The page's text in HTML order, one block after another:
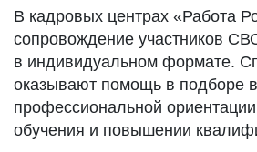
В кадровых центрах «Работа
сопровождение участников
в индивидуальном формате.
оказывают помощь в подборе
профессиональной
обучения и повышении